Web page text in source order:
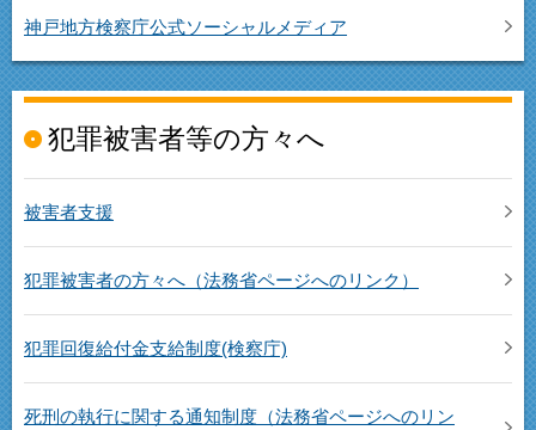
神戸地方検察庁公式ソーシャルメディア
犯罪被害者等の方々へ
被害者支援
犯罪被害者の方々へ（法務省ページへのリンク）
犯罪回復給付金支給制度(検察庁)
死刑の執行に関する通知制度（法務省ページへのリン